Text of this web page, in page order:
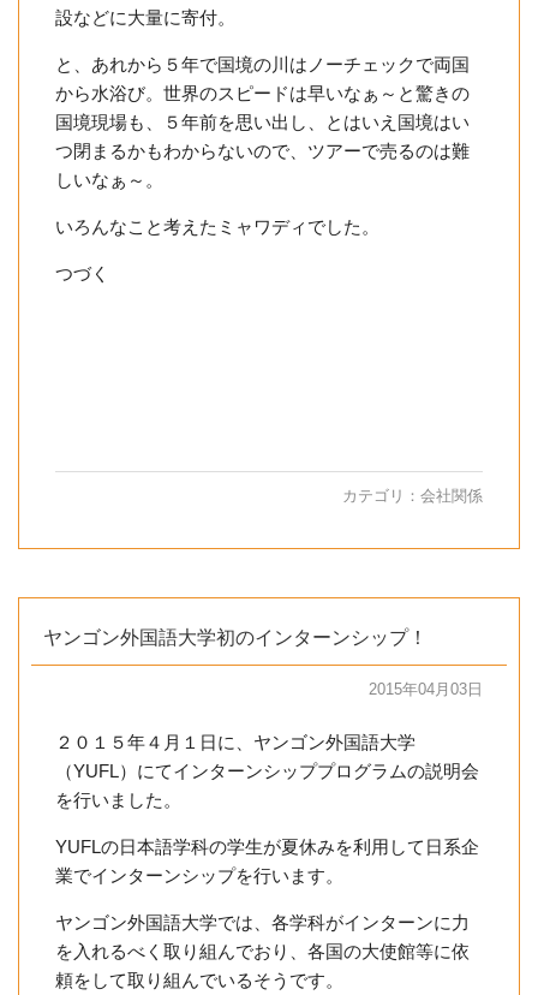
設などに大量に寄付。
と、あれから５年で国境の川はノーチェックで両国
から水浴び。世界のスピードは早いなぁ～と驚きの
国境現場も、５年前を思い出し、とはいえ国境はい
つ閉まるかもわからないので、ツアーで売るのは難
しいなぁ～。
いろんなこと考えたミャワディでした。
つづく
カテゴリ： 会社関係
ヤンゴン外国語大学初のインターンシップ！
2015年04月03日
２０１５年４月１日に、ヤンゴン外国語大学
（YUFL）にてインターンシッププログラムの説明会
を行いました。
YUFLの日本語学科の学生が夏休みを利用して日系企
業でインターンシップを行います。
ヤンゴン外国語大学では、各学科がインターンに力
を入れるべく取り組んでおり、各国の大使館等に依
頼をして取り組んでいるそうです。